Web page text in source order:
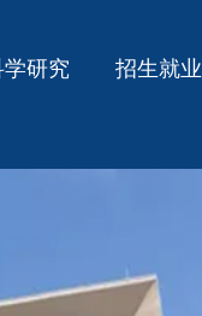
学研究 招生就业